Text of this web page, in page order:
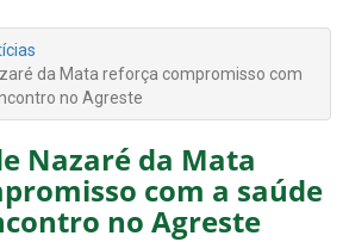
da Mata reforça compromisso com
no Agreste
Nazaré da Mata
com a saúde
no Agreste